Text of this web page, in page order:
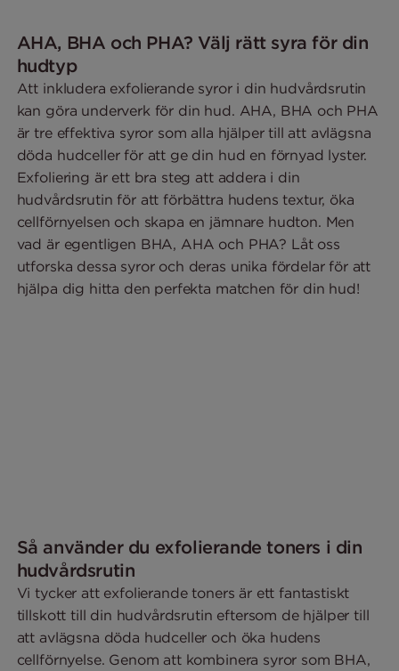
AHA, BHA och PHA? Välj rätt syra för din
hudtyp
Att inkludera exfolierande syror i din hudvårdsrutin
kan göra underverk för din hud. AHA, BHA och PHA
är tre effektiva syror som alla hjälper till att avlägsna
döda hudceller för att ge din hud en förnyad lyster.
Exfoliering är ett bra steg att addera i din
hudvårdsrutin för att förbättra hudens textur, öka
cellförnyelsen och skapa en jämnare hudton. Men
vad är egentligen BHA, AHA och PHA? Låt oss
utforska dessa syror och deras unika fördelar för att
hjälpa dig hitta den perfekta matchen för din hud!
Så använder du exfolierande toners i din
hudvårdsrutin
Vi tycker att exfolierande toners är ett fantastiskt
tillskott till din hudvårdsrutin eftersom de hjälper till
att avlägsna döda hudceller och öka hudens
cellförnyelse. Genom att kombinera syror som BHA,